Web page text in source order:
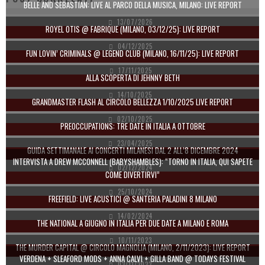
BELLE AND SEBASTIAN: LIVE AL PARCO DELLA MUSICA, MILANO: LIVE REPORT
13/07/2026
ROYEL OTIS @ FABRIQUE (MILANO, 03/12/25): LIVE REPORT
04/12/2025
FUN LOVIN’ CRIMINALS @ LEGEND CLUB (MILANO, 16/11/25): LIVE REPORT
17/11/2025
ALLA SCOPERTA DI JEHNNY BETH
14/10/2025
GRANDMASTER FLASH AL CIRCOLO BELLEZZA 1/10/2025 LIVE REPORT
02/10/2025
PREOCCUPATIONS: TRE DATE IN ITALIA A OTTOBRE
23/04/2025
GUIDA SETTIMANALE AI CONCERTI MILANESI DAL 2 ALL’8 DICEMBRE 2024
02/12/2024
INTERVISTA A DREW MCCONNELL (BABYSHAMBLES): “TORNO IN ITALIA, QUI SAPETE
COME DIVERTIRVI”
25/10/2024
FREEFIELD: LIVE ACUSTICI @ SANTERIA PALADINI 8 MILANO
14/02/2024
THE NATIONAL A GIUGNO IN ITALIA PER DUE DATE A MILANO E ROMA
10/11/2023
THE MURDER CAPITAL @ CIRCOLO MAGNOLIA (MILANO, 2/11/2023): LIVE REPORT
VERDENA + SLEAFORD MODS + ANNA CALVI + GILLA BAND @ TODAYS FESTIVAL